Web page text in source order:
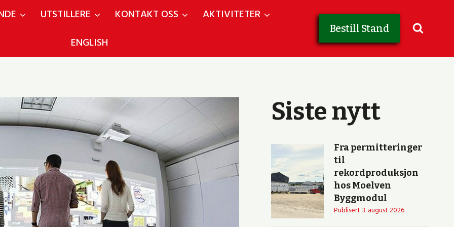
UTSTILLERE KONTAKT OSS
AKTIVITETER
ENGLISH
Bestill Stand
Siste nytt
Fra permitteringer
til
rekordproduksjon
hos Moelven
Byggmodul
Publisert 3. august 2026